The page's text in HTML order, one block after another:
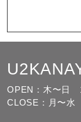
OPEN：木〜日
CLOSE：月〜水